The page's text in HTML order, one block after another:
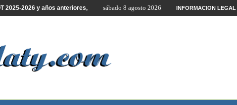
2025-2026 y años anteriores, lista...sábado 8 agosto 2026 INFORMACION LEGAL